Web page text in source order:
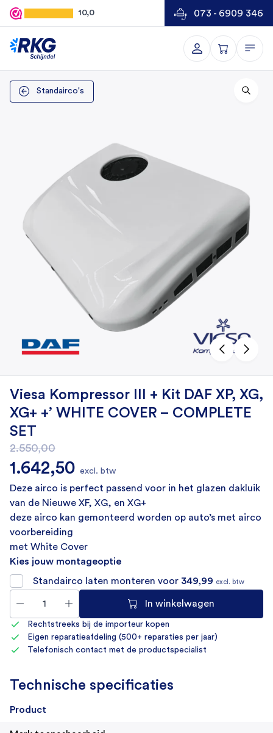
10,0 073 - 6909 346
Standairco's
Viesa Kompressor III + Kit DAF XP, XG,
XG+ +’ WHITE COVER – COMPLETE
SET
2.550,00
Oorspronkelijke prijs was: 2.550,00.
1.642,50 excl. btw
Deze airco is perfect passend voor in het glazen dakluik
van de Nieuwe XF, XG, en XG+
deze airco kan gemonteerd worden op auto’s met airco
voorbereiding
met White Cover
Kies jouw montageoptie
Standairco laten monteren voor 349,99 excl. btw
In winkelwagen
Rechtstreeks bij de importeur kopen
Eigen reparatieafdeling (500+ reparaties per jaar)
Telefonisch contact met de productspecialist
Technische specificaties
Product